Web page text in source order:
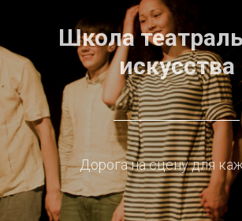
Школа
искусства
Дорога на сцену для